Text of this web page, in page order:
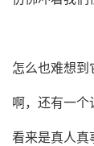
怎么也难想到
啊，还有一个
看来是真人真